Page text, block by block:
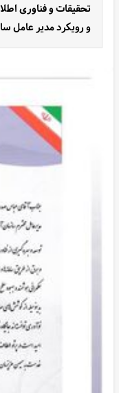
تحقیقات و فناوری
و رویکرد مدیر عامل